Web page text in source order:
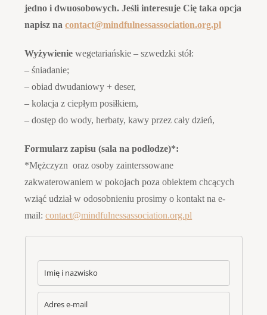
jedno i dwuosobowych. Jeśli interesuje Cię taka opcja
napisz nacontact@mindfulnessassociation.org.pl
Wyżywienie wegetariańskie – szwedzki stół:
– śniadanie;
– obiad dwudaniowy + deser,
– kolacja z ciepłym posiłkiem,
– dostęp do wody, herbaty, kawy przez cały dzień,
Formularz zapisu (sala na podłodze)*:
*Mężczyzn oraz osoby zainterssowane
zakwaterowaniem w pokojach poza obiektem chcących
wziąć udział w odosobnieniu prosimy o kontakt na e-
mail:contact@mindfulnessassociation.org.pl